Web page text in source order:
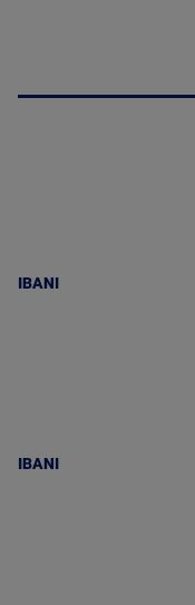
IBANI
IBANI